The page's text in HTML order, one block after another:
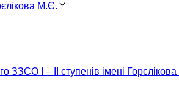
М.Є.
ЗЗСО І – ІІ ступенів імені